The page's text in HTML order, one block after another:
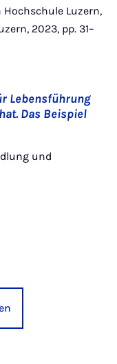
Luzern,
2023, pp. 31–
Lebensführung
Das Beispiel
und